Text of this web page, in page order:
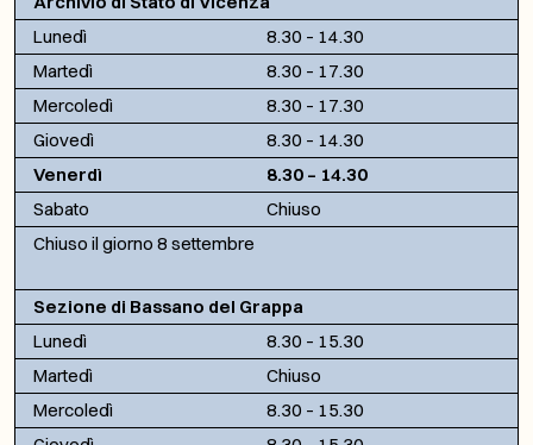
Lunedì
8.30 – 14.30
Martedì
8.30 – 17.30
Mercoledì
8.30 – 17.30
Giovedì
8.30 – 14.30
Venerdì
8.30 – 14.30
Sabato
Chiuso
Chiuso il giorno 8 settembre
Sezione di Bassano del Grappa
Lunedì
8.30 – 15.30
Martedì
Chiuso
Mercoledì
8.30 – 15.30